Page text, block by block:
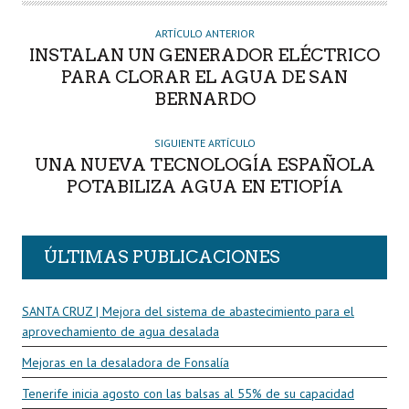
O
ARTÍCULO ANTERIOR
INSTALAN UN GENERADOR ELÉCTRICO
PARA CLORAR EL AGUA DE SAN
BERNARDO
SIGUIENTE ARTÍCULO
UNA NUEVA TECNOLOGÍA ESPAÑOLA
POTABILIZA AGUA EN ETIOPÍA
ÚLTIMAS PUBLICACIONES
SANTA CRUZ | Mejora del sistema de abastecimiento para el
aprovechamiento de agua desalada
Mejoras en la desaladora de Fonsalía
Tenerife inicia agosto con las balsas al 55% de su capacidad